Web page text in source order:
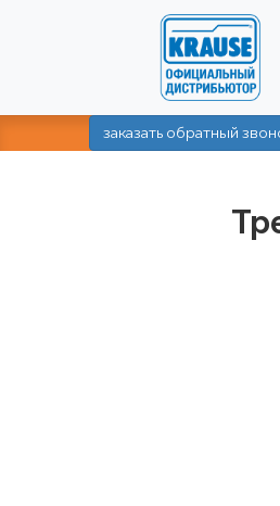
заказать обратный